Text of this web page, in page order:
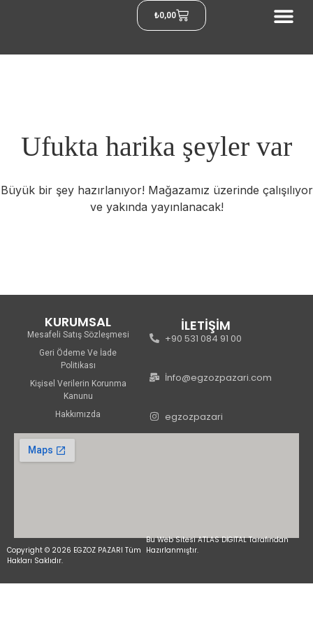
₺0,00
Ufukta harika şeyler var
Büyük bir şey hazırlanıyor! Mağazamız üzerinde çalışılıyor
ve yakında yayınlanacak!
KURUMSAL
Mesafeli Satış Sözleşmesi
Geri Ödeme Ve İade
Politikası
Kişisel Verilerin Korunma
Kanunu
Hakkımızda
İLETİŞİM
+90 531 084 91 00
İnfo@egzozpazari.com
egzozpazari
Copyright © 2026 EGZOZ PAZARI Tüm
Hakları Saklıdır.
Bu Web Sitesi ATLAS DİGİTAL Tarafından
Hazırlanmıştır.